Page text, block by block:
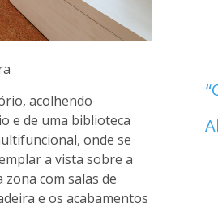
acolhendo
e de uma biblioteca
onde se
a vista sobre a
com salas de
e os acabamentos